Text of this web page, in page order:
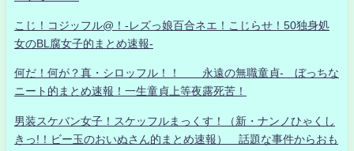
こじ！コジッフル@！-レズっ娘百合ネエ！こじらせ！50独身処
女のBL腐女子的まとめ速報-
何だ！何が？真・シロッフル！！ 永遠の無職童貞- ぼっちな
ニート的まとめ速報！一生童貞上等夜露死苦！
男装スケバン女子！スケッフルまっくす！（新・ナンノひゃくし
きっ!！ビー玉のおいぬさん的まとめ速報） 話題な事件からおも